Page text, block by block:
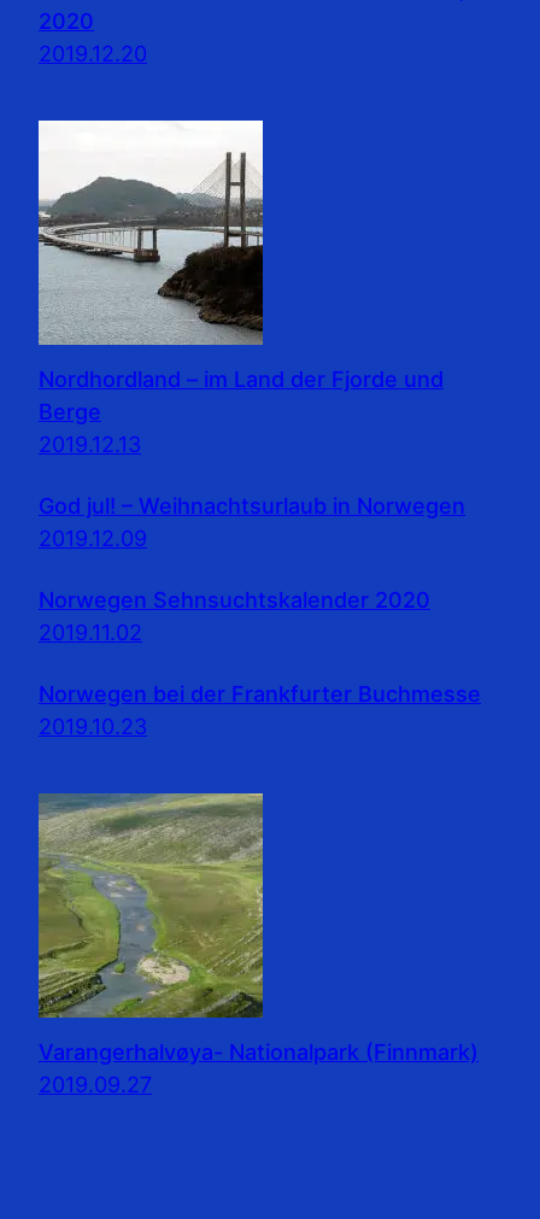
2020
2019.12.20
Nordhordland – im Land der Fjorde und
Berge
2019.12.13
God jul! – Weihnachtsurlaub in Norwegen
2019.12.09
Norwegen Sehnsuchtskalender 2020
2019.11.02
Norwegen bei der Frankfurter Buchmesse
2019.10.23
Varangerhalvøya- Nationalpark (Finnmark)
2019.09.27